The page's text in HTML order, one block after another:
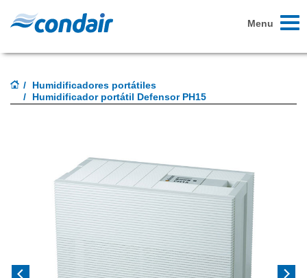
Menu
Humidificadores portátiles
Humidificador portátil Defensor PH15